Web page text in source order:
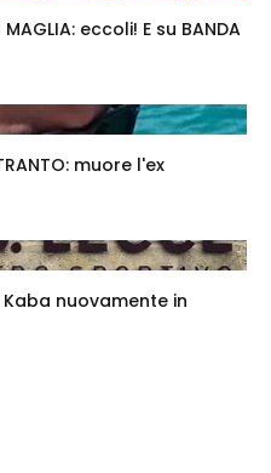
eccoli! E su BANDA
muore l'ex
Kaba nuovamente in